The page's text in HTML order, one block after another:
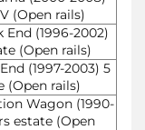
(Open rails)
End (1996-2002)
(Open rails)
(1997-2003) 5
(Open rails)
Wagon (1990-
estate (Open